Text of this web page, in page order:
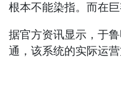
根本不能染指。而在
据官方资讯显示，于
通，该系统的实际运